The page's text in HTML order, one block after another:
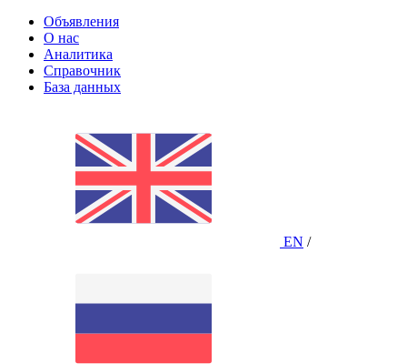
Объявления
О нас
Аналитика
Справочник
База данных
EN /